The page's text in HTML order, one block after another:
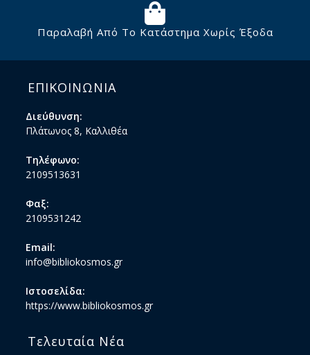
Παραλαβή Από Το Κατάστημα Χωρίς Έξοδα
ΕΠΙΚΟΙΝΩΝΙΑ
Διεύθυνση:
Πλάτωνος 8, Καλλιθέα
Τηλέφωνο:
2109513631
Φαξ:
2109531242
Email:
info@bibliokosmos.gr
Ιστοσελίδα:
https://www.bibliokosmos.gr
Τελευταία Νέα